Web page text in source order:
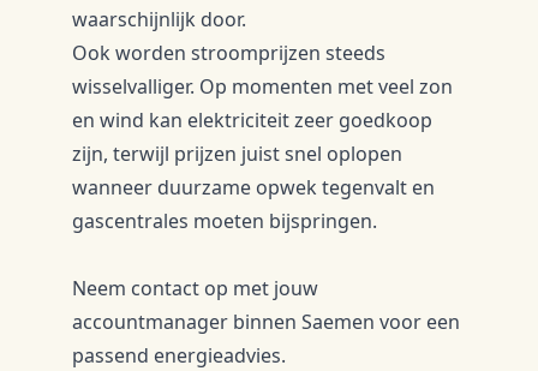
waarschijnlijk door.
Ook worden stroomprijzen steeds
wisselvalliger. Op momenten met veel zon
en wind kan elektriciteit zeer goedkoop
zijn, terwijl prijzen juist snel oplopen
wanneer duurzame opwek tegenvalt en
gascentrales moeten bijspringen.
Neem contact op met jouw
accountmanager binnen Saemen voor een
passend energieadvies.